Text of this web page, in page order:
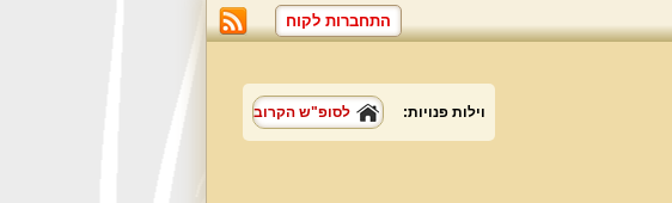
התחברות לקוח
וילות פנויות: לסופ"ש הקרוב